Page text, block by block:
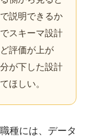
説明できるか
スキーマ設計
評価が上が
が下した設計
ほしい。
種には、データ